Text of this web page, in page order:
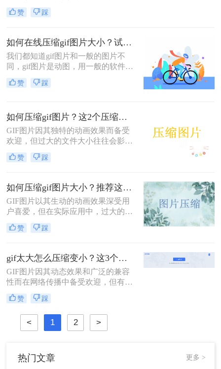
有的动画效果。
不可或缺的元素。然而，过大的GIF
文件不仅会增加加载时间，还可能影
小呢？本文将介绍三种压缩GIF动图
大小的方法。
赞 踩
如何在线压缩gif图片大小？试试这个方法！
我们都知道gif图片和一般的图片不
同，gif图片是动图，用一般的软件压
缩gif图片，压缩完图片就不会动了，
所以压缩gif图片还真不是件简单的事
能找到很多在线压缩工具，可以实现
在线压缩gif图片大小，下面给大家推
荐一款在线压缩gif图片大小的工具，
赞 踩
如何压缩gif图片？这2个压缩方法快来学！
GIF图片因其独特的动画效果而备受
欢迎，但过大的文件大小往往会影响
加载速度和分享体验。那么如何压缩
gif图片呢？本文将介绍两种压缩GIF
件。
赞 踩
如何压缩gif图片大小？推荐这4个压缩方法！
GIF图片以其生动的动画效果深受用
户喜爱，但在实际应用中，过大的文
件大小常常成为一大困扰。无论是为
了提高网页加载速度，还是为了适应
如何压缩gif图片大小显得尤为重要。
本文将介绍四种高效的方法，帮助你
在不牺牲画质的前提下减小GIF文件
的大小。
赞 踩
gif太大怎么压缩变小？这3个压缩方法快来学！
GIF图片因其动态效果和广泛的兼容
性而在网络传播中备受欢迎，但有时
过大的GIF文件会影响加载速度和用
户体验。那么gif太大怎么压缩变小
呢？本文将介绍三种将GIF图片压缩
变小的方法，帮助读者轻松解决GIF
文件过大的问题。
赞 踩
< 1 2 >
热门文章 更多 >